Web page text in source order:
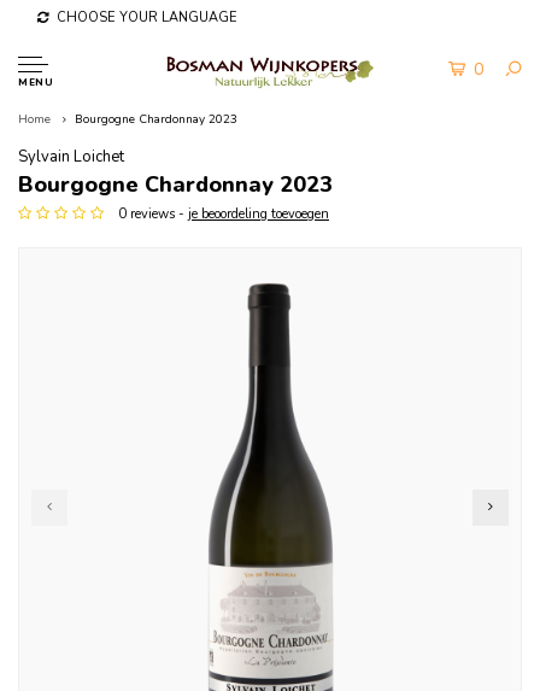
CHOOSE YOUR LANGUAGE
MENU
0
Home Bourgogne Chardonnay 2023
Sylvain Loichet
Bourgogne Chardonnay 2023
0 reviews - je beoordeling toevoegen